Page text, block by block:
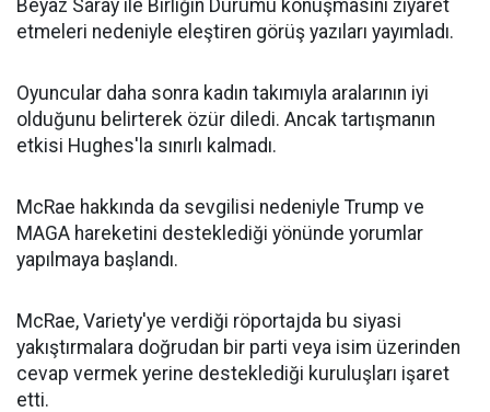
Beyaz Saray ile Birliğin Durumu konuşmasını ziyaret
etmeleri nedeniyle eleştiren görüş yazıları yayımladı.
Oyuncular daha sonra kadın takımıyla aralarının iyi
olduğunu belirterek özür diledi. Ancak tartışmanın
etkisi Hughes'la sınırlı kalmadı.
McRae hakkında da sevgilisi nedeniyle Trump ve
MAGA hareketini desteklediği yönünde yorumlar
yapılmaya başlandı.
McRae, Variety'ye verdiği röportajda bu siyasi
yakıştırmalara doğrudan bir parti veya isim üzerinden
cevap vermek yerine desteklediği kuruluşları işaret
etti.